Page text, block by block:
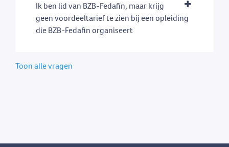
Ik ben lid van BZB-Fedafin, maar krijg
geen voordeeltarief te zien bij een opleiding
die BZB-Fedafin organiseert
Toon alle vragen